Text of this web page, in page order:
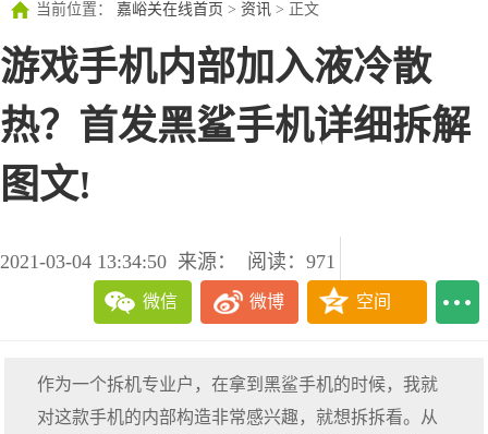
当前位置： 嘉峪关在线首页 > 资讯 > 正文
游戏手机内部加入液冷散
热？首发黑鲨手机详细拆解
图文!
2021-03-04 13:34:50 来源： 阅读：971
微信 微博 空间
作为一个拆机专业户，在拿到黑鲨手机的时候，我就
对这款手机的内部构造非常感兴趣，就想拆拆看。从